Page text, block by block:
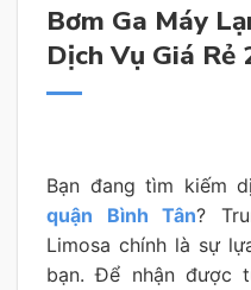
Bơm Ga Máy
Dịch Vụ Giá Rẻ
Bạn đang tìm kiếm
quận Bình Tân?
Limosa chính là sự
bạn. Để nhận